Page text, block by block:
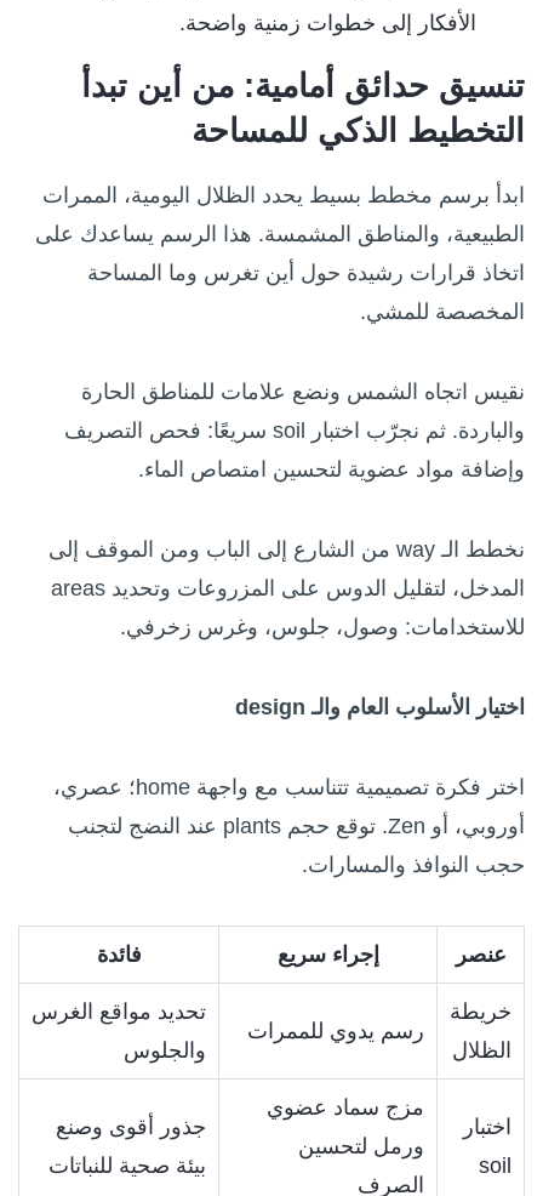
الأفكار إلى خطوات زمنية واضحة.
تنسيق حدائق أمامية: من أين تبدأ
التخطيط الذكي للمساحة
ابدأ برسم مخطط بسيط يحدد الظلال اليومية، الممرات
الطبيعية، والمناطق المشمسة. هذا الرسم يساعدك على
اتخاذ قرارات رشيدة حول أين تغرس وما المساحة
المخصصة للمشي.
نقيس اتجاه الشمس ونضع علامات للمناطق الحارة
والباردة. ثم نجرّب اختبار soil سريعًا: فحص التصريف
وإضافة مواد عضوية لتحسين امتصاص الماء.
نخطط الـ way من الشارع إلى الباب ومن الموقف إلى
المدخل، لتقليل الدوس على المزروعات وتحديد areas
للاستخدامات: وصول، جلوس، وغرس زخرفي.
اختيار الأسلوب العام والـ design
اختر فكرة تصميمية تتناسب مع واجهة home؛ عصري،
أوروبي، أو Zen. توقع حجم plants عند النضج لتجنب
حجب النوافذ والمسارات.
عنصر إجراء سريع فائدة
خريطة
الظلال
رسم يدوي للممرات
تحديد مواقع الغرس
والجلوس
اختبار
soil
مزج سماد عضوي
ورمل لتحسين
الصرف
جذور أقوى وصنع
بيئة صحية للنباتات